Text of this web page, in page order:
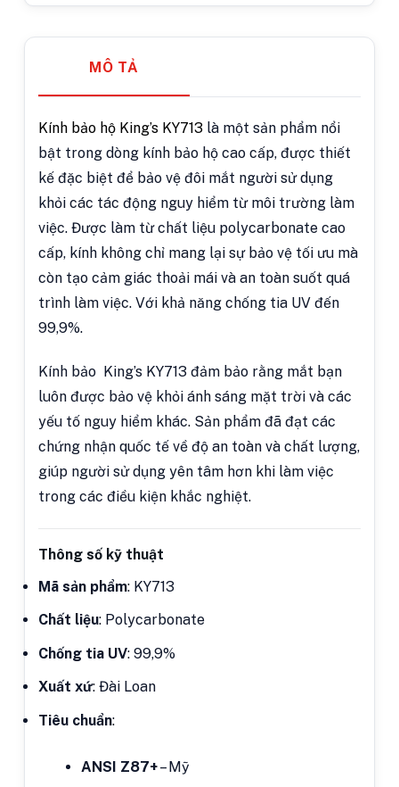
MÔ TẢ
Kính bảo hộ King’s KY713 là một sản phẩm nổi
bật trong dòng kính bảo hộ cao cấp, được thiết
kế đặc biệt để bảo vệ đôi mắt người sử dụng
khỏi các tác động nguy hiểm từ môi trường làm
việc. Được làm từ chất liệu polycarbonate cao
cấp, kính không chỉ mang lại sự bảo vệ tối ưu mà
còn tạo cảm giác thoải mái và an toàn suốt quá
trình làm việc. Với khả năng chống tia UV đến
99,9%.
Kính bảo King’s KY713 đảm bảo rằng mắt bạn
luôn được bảo vệ khỏi ánh sáng mặt trời và các
yếu tố nguy hiểm khác. Sản phẩm đã đạt các
chứng nhận quốc tế về độ an toàn và chất lượng,
giúp người sử dụng yên tâm hơn khi làm việc
trong các điều kiện khắc nghiệt.
Thông số kỹ thuật
Mã sản phẩm: KY713
Chất liệu: Polycarbonate
Chống tia UV: 99,9%
Xuất xứ: Đài Loan
Tiêu chuẩn:
ANSI Z87+– Mỹ